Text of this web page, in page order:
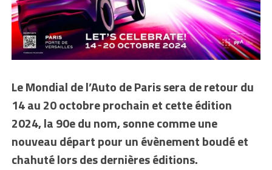
Le Mondial de l’Auto de Paris sera de retour du
14 au 20 octobre prochain et cette édition
2024, la 90edu nom, sonne comme une
nouveau départpour un évènement boudé et
chahuté lors des dernières éditions.